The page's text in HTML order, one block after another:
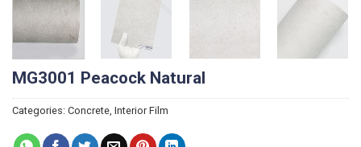
MG3001 Peacock Natural
Categories: Concrete Interior Film